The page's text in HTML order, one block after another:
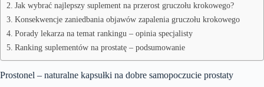
Jak wybrać najlepszy suplement na przerost gruczołu krokowego?
Konsekwencje zaniedbania objawów zapalenia gruczołu krokowego
Porady lekarza na temat rankingu – opinia specjalisty
Ranking suplementów na prostatę – podsumowanie
Prostonel – naturalne kapsułki na dobre samopoczucie prostaty